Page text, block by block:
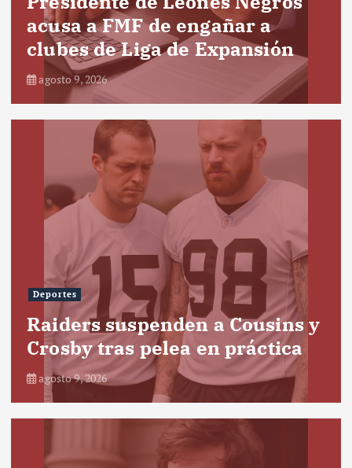
acusa a FMF de engañar a
clubes de Liga de Expansión
agosto 9, 2026
Deportes
Raiders suspenden a Cousins y
Crosby tras pelea en práctica
agosto 9, 2026